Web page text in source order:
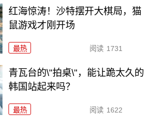
红海惊涛！沙特摆开大棋局，猫
鼠游戏才刚开场
最热 阅读 1731
青瓦台的\"拍桌\"，能让跪太久的
韩国站起来吗？
最热 阅读 1622